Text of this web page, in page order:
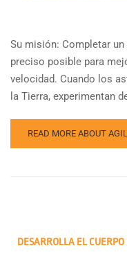
Su misión: Completar
preciso posible para
velocidad. Cuando los
la Tierra, experimentan
READ MORE ABOUT
DESARROLLA EL